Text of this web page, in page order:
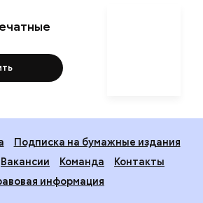
Подписка на бумажные издания
Вакансии Команда
Контакты
информация